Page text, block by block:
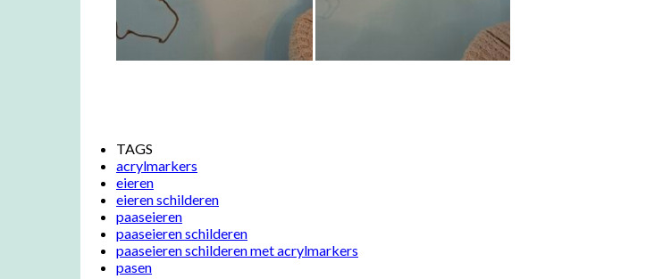
TAGS
acrylmarkers
eieren
eieren schilderen
paaseieren
paaseieren schilderen
paaseieren schilderen met acrylmarkers
pasen